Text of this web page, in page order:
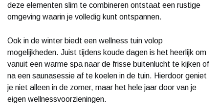
deze elementen slim te combineren ontstaat een rustige
omgeving waarin je volledig kunt ontspannen.
Ook in de winter biedt een wellness tuin volop
mogelijkheden. Juist tijdens koude dagen is het heerlijk om
vanuit een warme spa naar de frisse buitenlucht te kijken of
na een saunasessie af te koelen in de tuin. Hierdoor geniet
je niet alleen in de zomer, maar het hele jaar door van je
eigen wellnessvoorzieningen.